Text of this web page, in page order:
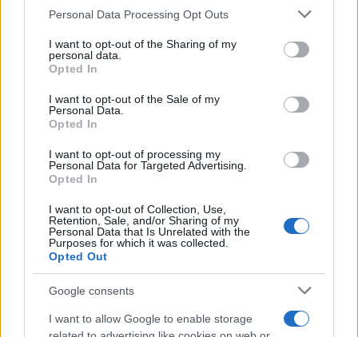
Please note that this website/app uses one or more Google
not limited to your visit or usage behaviour. You may click to
grant or deny consent to Google and its third-party tags to
use your data for below specified purposes in below Google
consent section.
Personal Data Processing Opt Outs
I want to opt-out of the Sharing of my
personal data.
Opted In
I want to opt-out of the Sale of my
Personal Data.
Opted In
I want to opt-out of processing my
Personal Data for Targeted Advertising.
Opted In
I want to opt-out of Collection, Use,
Retention, Sale, and/or Sharing of my
Personal Data that Is Unrelated with the
Purposes for which it was collected.
Opted Out
Google consents
I want to allow Google to enable storage
Πιο δημοφιλή
γιορτή του Άκη Παυλόπουλου: «Δεκαπέντε
χρόνια μου διδάσκει υπομονή και αγάπη»
Ριτσώνας το «ύστατο χαίρε» στον Έλληνα
σύνδεσμο του ελικοπτέρου που έπεσε στην
Ψάθα
Η Αγγελική Ηλιάδη περιγράφει το θαύμα
που έζησε και πώς είδε τον Χριστό μπροστά
της: «Ήταν ό,τι πιο όμορφο έχω δει στη ζωή
«Αφιέρωσε τη ζωή της στο να βοηθά